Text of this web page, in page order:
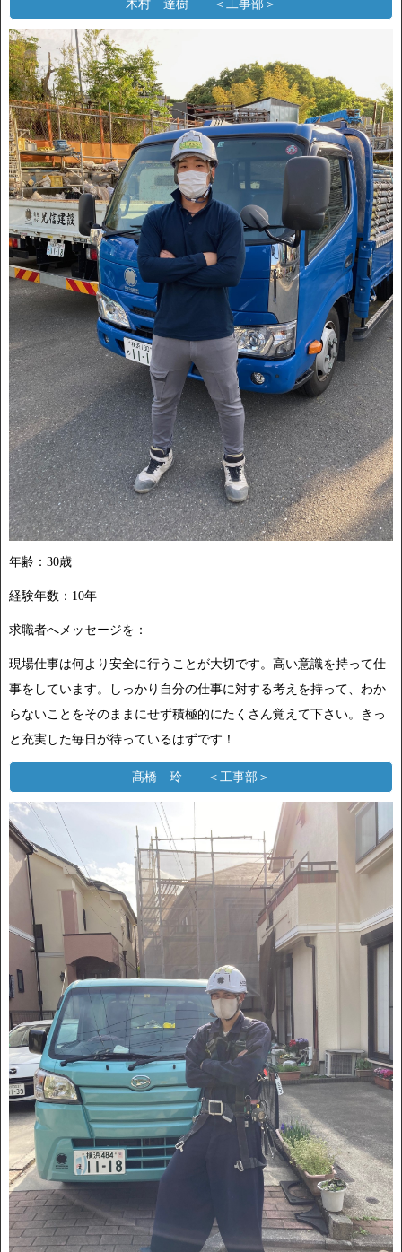
木村 達樹 ＜工事部＞
年齢：30歳
経験年数：10年
求職者へメッセージを：
現場仕事は何より安全に行うことが大切です。高い意識を持って仕
事をしています。しっかり自分の仕事に対する考えを持って、わか
らないことをそのままにせず積極的にたくさん覚えて下さい。きっ
と充実した毎日が待っているはずです！
髙橋 玲 ＜工事部＞